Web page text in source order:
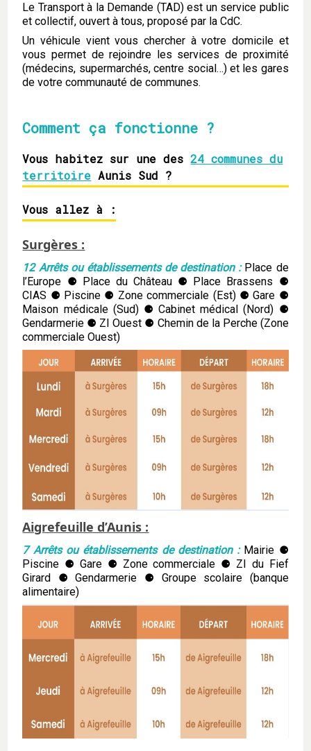
Le Transport à la Demande (TAD) est un service public
et collectif, ouvert à tous, proposé par la CdC.
Un véhicule vient vous chercher à votre domicile et
vous permet de rejoindre les services de proximité
(médecins, supermarchés, centre social…) et les gares
de votre communauté de communes.
Comment ça fonctionne ?
Vous habitez sur une des24 communes du
territoire Aunis Sud ?
Vous allez à :
Surgères :
12 Arrêts ou établissements de destination : Place de
l’Europe ⚈ Place du Château ⚈ Place Brassens ⚈
CIAS ⚈ Piscine ⚈ Zone commerciale (Est) ⚈ Gare ⚈
Maison médicale (Sud) ⚈ Cabinet médical (Nord) ⚈
Gendarmerie ⚈ ZI Ouest ⚈ Chemin de la Perche (Zone
commerciale Ouest)
Aigrefeuille d’Aunis :
7 Arrêts ou établissements de destination : Mairie ⚈
Piscine ⚈ Gare ⚈ Zone commerciale ⚈ ZI du Fief
Girard ⚈ Gendarmerie ⚈ Groupe scolaire (banque
alimentaire)